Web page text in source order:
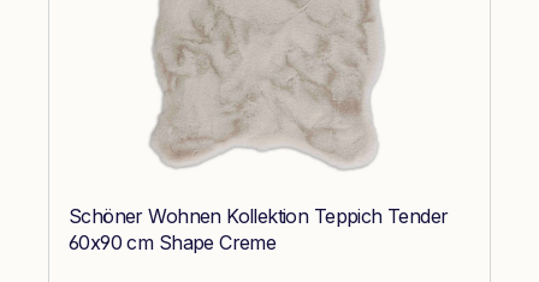
Schöner Wohnen Kollektion Teppich Tender
60x90 cm Shape Creme